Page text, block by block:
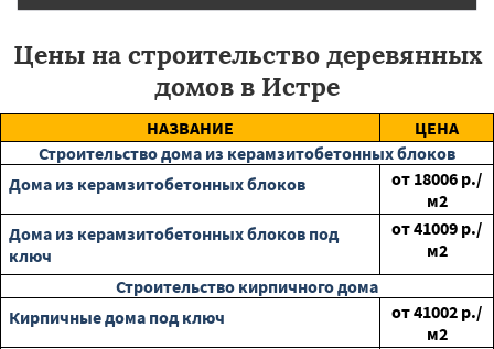
Цены на строительство деревянных
домов в Истре
НАЗВАНИЕ
ЦЕНА
Строительство дома из керамзитобетонных блоков
Дома из керамзитобетонных блоков
от 18006 р./
м2
Дома из керамзитобетонных блоков под
ключ
от41009 р./
м2
Строительство кирпичного дома
Кирпичные дома под ключ
от41002 р./
м2